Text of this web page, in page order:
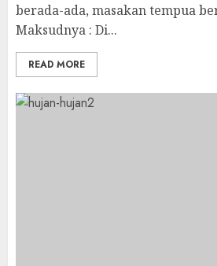
berada-ada, masakan tempua
Maksudnya : Di...
READ MORE